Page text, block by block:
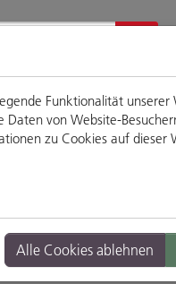
Funktionalität
von Website-
zu Cookies auf dieser
Alle Cookies ablehnen